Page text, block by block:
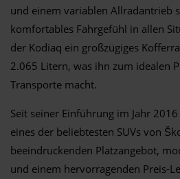
und einem variablen Allradantrieb
komfortables Fahrgefühl in allen
der Kodiaq ein großzügiges
2.065 Litern, was ihn zum idealen
Transporte macht.
Seit seiner Einführung im Jahr
eines der beliebtesten SUVs von
beeindruckenden Platzangebot,
und einem hervorragenden Preis-